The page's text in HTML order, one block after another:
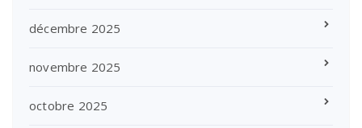
décembre 2025
novembre 2025
octobre 2025